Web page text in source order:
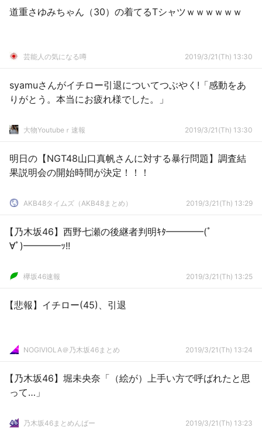
道重さゆみちゃん（30）の着てるTシャツｗｗｗｗｗｗ
芸能人の気になる噂 2019/3/21(Th) 13:30
syamuさんがイチロー引退についてつぶやく!「感動をあ
りがとう。本当にお疲れ様でした。」
大物Youtubeｒ速報 2019/3/21(Th) 13:30
明日の【NGT48山口真帆さんに対する暴行問題】調査結
果説明会の開始時間が決定！！！
AKB48タイムズ（AKB48まとめ） 2019/3/21(Th) 13:29
【乃木坂46】西野七瀬の後継者判明ｷﾀ━━━━(ﾟ
∀ﾟ)━━━━ｯ!!
欅坂46速報 2019/3/21(Th) 13:25
【悲報】イチロー(45)、引退
NOGIVIOLA＠乃木坂46まとめ 2019/3/21(Th) 13:24
【乃木坂46】堀未央奈「（絵が）上手い方で呼ばれたと思
って…」
乃木坂46まとめんばー 2019/3/21(Th) 13:23